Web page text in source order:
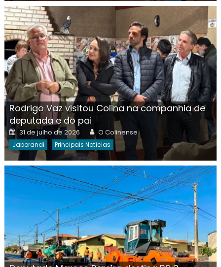
Rodrigo Vaz visitou Colina na companhia de
deputada e do pai
Posted
on
31 de julho de 2026 Author
O Colinense
Jaborandi Principais Notícias